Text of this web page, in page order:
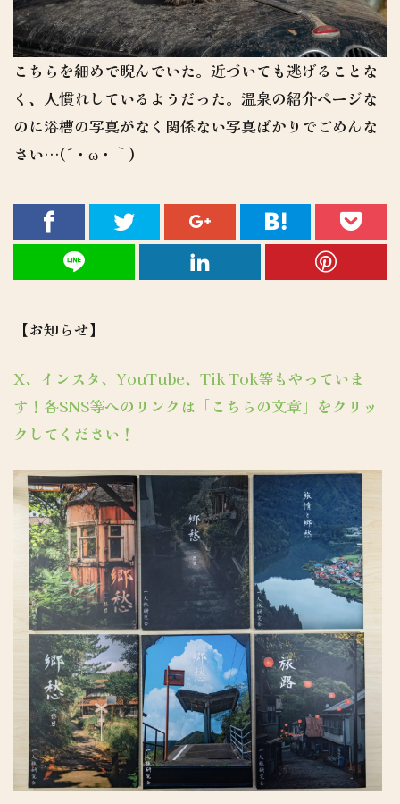
こちらを細めで睨んでいた。近づいても逃げることな
く、人慣れしているようだった。温泉の紹介ページな
のに浴槽の写真がなく関係ない写真ばかりでごめんな
さい…(´・ω・｀)
【お知らせ】
X、インスタ、YouTube、Tik Tok等もやっていま
す！各SNS等へのリンクは「こちらの文章」をクリッ
クしてください！